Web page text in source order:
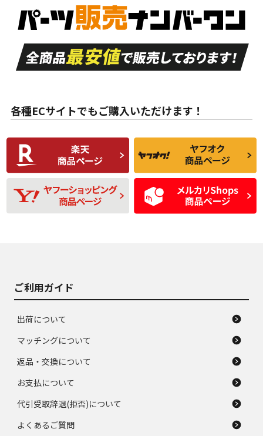
品）
付き
A
走行距離も少なく、
目立つ傷もほとんど
ない中古品
A
走行距離も少なく、
非常に状態の良い中
古品
な中古品
んどない中古品
C
比較的きれいな中古
品
C
られるが、使用に問
題のない中古品
D
使用感や目立つ傷が
あり、一般的な中古
品
D
残り溝も少なく、偏
磨耗がみられ、短期
間使用できるくらい
の中古品
各種ECサイトでもご購入いただけます！
ご利用ガイド
出荷について
マッチングについて
返品・交換について
お支払について
代引受取辞退(拒否)について
よくあるご質問